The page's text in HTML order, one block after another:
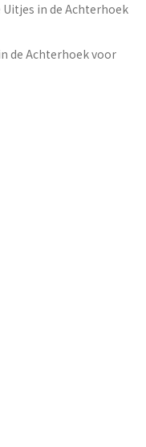
Uitjes in de Achterhoek
de Achterhoek voor